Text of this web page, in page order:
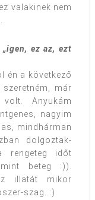
valakinek nem
ez az, ezt
én a következő
szeretném, már
Anyukám
nagyim
mindhárman
dolgoztak-
rengeteg időt
beteg :)).
illatát mikor
szag. :)